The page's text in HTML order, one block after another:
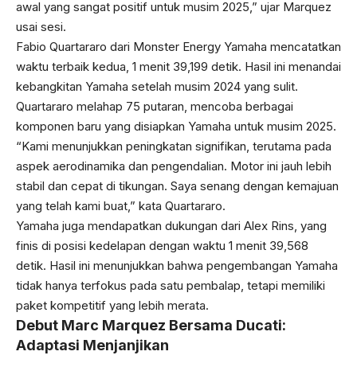
awal yang sangat positif untuk musim 2025,” ujar Marquez
usai sesi.
Fabio Quartararo dari Monster Energy Yamaha mencatatkan
waktu terbaik kedua, 1 menit 39,199 detik. Hasil ini menandai
kebangkitan Yamaha setelah musim 2024 yang sulit.
Quartararo melahap 75 putaran, mencoba berbagai
komponen baru yang disiapkan Yamaha untuk musim 2025.
“Kami menunjukkan peningkatan signifikan, terutama pada
aspek aerodinamika dan pengendalian. Motor ini jauh lebih
stabil dan cepat di tikungan. Saya senang dengan kemajuan
yang telah kami buat,” kata Quartararo.
Yamaha juga mendapatkan dukungan dari Alex Rins, yang
finis di posisi kedelapan dengan waktu 1 menit 39,568
detik. Hasil ini menunjukkan bahwa pengembangan Yamaha
tidak hanya terfokus pada satu pembalap, tetapi memiliki
paket kompetitif yang lebih merata.
Debut Marc Marquez Bersama Ducati:
Adaptasi Menjanjikan